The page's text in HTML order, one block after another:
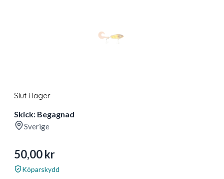
Slut i lager
Skick: Begagnad
Sverige
50,00kr
Köparskydd